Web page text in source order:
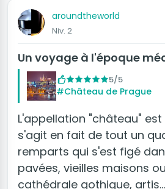
aroundtheworld
Niv. 2
Un voyage à l'époque
5/5
#Château de Prague
L'appellation "château"
s'agit en fait de tout un
remparts qui s'est figé
pavées, vieilles maisons
cathédrale gothique, artis…